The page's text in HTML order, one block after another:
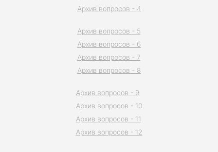
Архив вопросов - 4
Архив вопросов - 5
Архив вопросов - 6
Архив вопросов - 7
Архив вопросов - 8
Архив вопросов - 9
Архив вопросов - 10
Архив вопросов - 11
Архив вопросов - 12